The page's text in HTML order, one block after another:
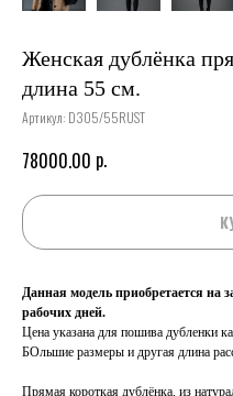
Женская дублёнка
длина 55 см.
Артикул: D305/55RUST
78000.00 р.
Данная модель приобретается на
рабочих дней.
Цена указана для пошива дубленки
БОльшие размеры и другая длина
Прямая короткая дублёнка, из